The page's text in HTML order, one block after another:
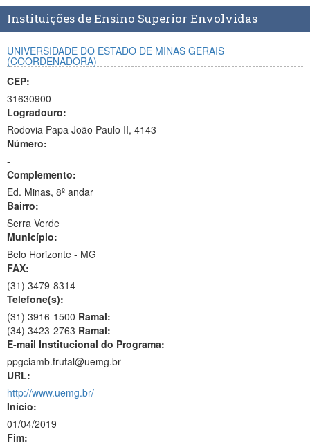
Instituições de Ensino Superior Envolvidas
UNIVERSIDADE DO ESTADO DE MINAS GERAIS
(COORDENADORA)
CEP:
31630900
Logradouro:
Rodovia Papa João Paulo II, 4143
Número:
-
Complemento:
Ed. Minas, 8º andar
Bairro:
Serra Verde
Município:
Belo Horizonte - MG
FAX:
(31) 3479-8314
Telefone(s):
(31) 3916-1500 Ramal:
(34) 3423-2763 Ramal:
E-mail Institucional do Programa:
ppgciamb.frutal@uemg.br
URL:
http://www.uemg.br/
Início:
01/04/2019
Fim: